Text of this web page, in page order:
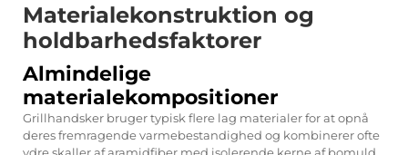
Materialekonstruktion og
holdbarhedsfaktorer
Almindelige
materialekompositioner
Grillhandsker bruger typisk flere lag materialer for at opnå
deres fremragende varmebestandighed og kombinerer ofte